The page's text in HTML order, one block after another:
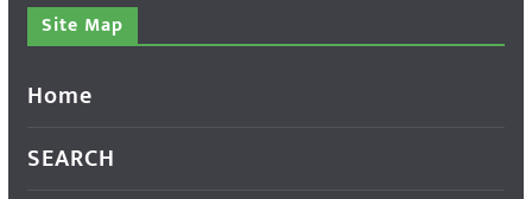
Site Map
Home
SEARCH